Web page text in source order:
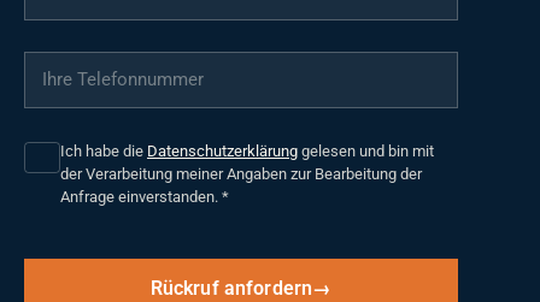
Ihre Telefonnummer
Ich habe die Datenschutzerklärung gelesen und bin mit
der Verarbeitung meiner Angaben zur Bearbeitung der
Anfrage einverstanden. *
Rückruf anfordern